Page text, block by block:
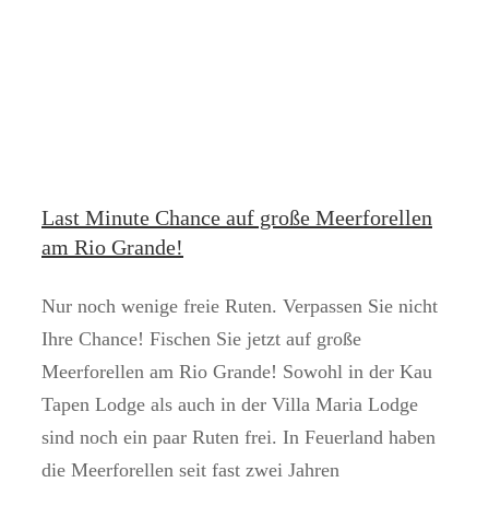
Last Minute Chance auf große Meerforellen
am Rio Grande!
Nur noch wenige freie Ruten. Verpassen Sie nicht
Ihre Chance! Fischen Sie jetzt auf große
Meerforellen am Rio Grande! Sowohl in der Kau
Tapen Lodge als auch in der Villa Maria Lodge
sind noch ein paar Ruten frei. In Feuerland haben
die Meerforellen seit fast zwei Jahren